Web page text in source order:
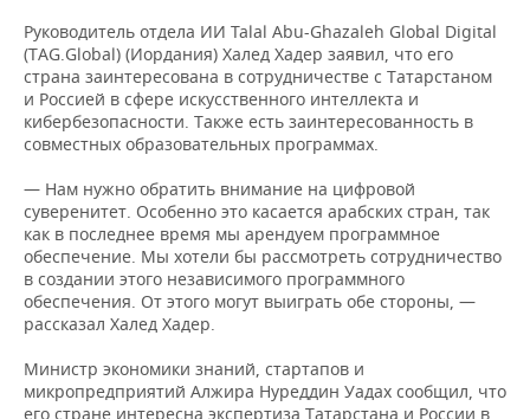
Руководитель отдела ИИ Talal Abu-Ghazaleh Global Digital
(TAG.Global) (Иордания) Халед Хадер заявил, что его
страна заинтересована в сотрудничестве с Татарстаном
и Россией в сфере искусственного интеллекта и
кибербезопасности. Также есть заинтересованность в
совместных образовательных программах.
— Нам нужно обратить внимание на цифровой
суверенитет. Особенно это касается арабских стран, так
как в последнее время мы арендуем программное
обеспечение. Мы хотели бы рассмотреть сотрудничество
в создании этого независимого программного
обеспечения. От этого могут выиграть обе стороны, —
рассказал Халед Хадер.
Министр экономики знаний, стартапов и
микропредприятий Алжира Нуреддин Уадах сообщил, что
его стране интересна экспертиза Татарстана и России в